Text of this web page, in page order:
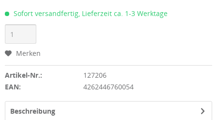
Sofort versandfertig, Lieferzeit ca. 1-3 Werktage
Merken
Artikel-Nr.:
127206
EAN:
4262446760054
Beschreibung